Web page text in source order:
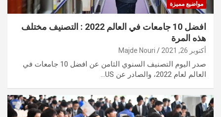
مواضيع مميزة
افضل 10 جامعات في العالم 2022 : التصنيف مختلف
هذه المرة
أكتوبر 26, 2021 Majde Nouri
صدر اليوم التصنيف السنوي الثامن عن افضل 10 جامعات في
العالم لعام 2022، والصادر عن US…